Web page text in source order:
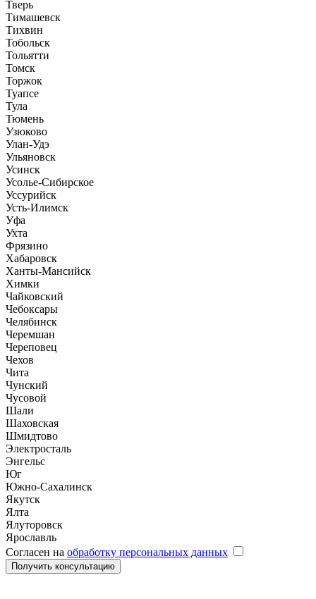
Тверь
Тимашевск
Тихвин
Тобольск
Тольятти
Томск
Торжок
Туапсе
Тула
Тюмень
Узюково
Улан-Удэ
Ульяновск
Усинск
Усолье-Сибирское
Уссурийск
Усть-Илимск
Уфа
Ухта
Фрязино
Хабаровск
Ханты-Мансийск
Химки
Чайковский
Чебоксары
Челябинск
Черемшан
Череповец
Чехов
Чита
Чунский
Чусовой
Шали
Шаховская
Шмидтово
Электросталь
Энгельс
Юг
Южно-Сахалинск
Якутск
Ялта
Ялуторовск
Ярославль
Согласен на обработку персональных данных
Получить консультацию